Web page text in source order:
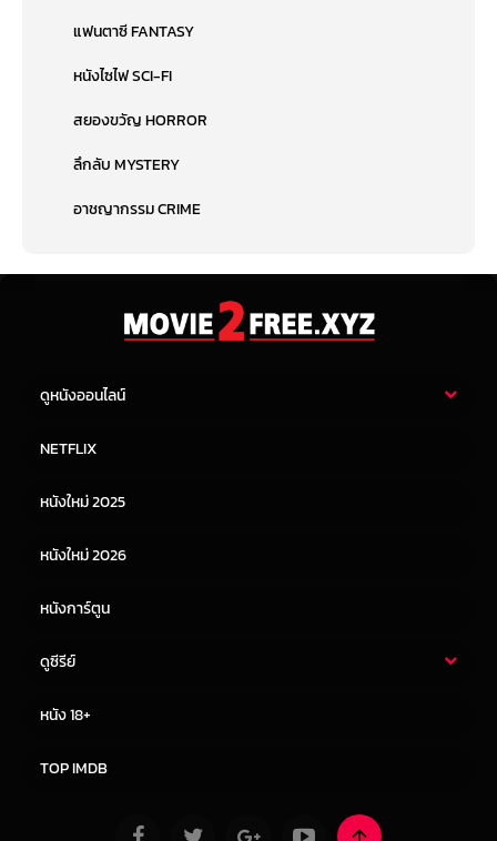
แฟนตาซี FANTASY
หนังไซไฟ SCI-FI
สยองขวัญ HORROR
ลึกลับ MYSTERY
อาชญากรรม CRIME
ดูหนังออนไลน์
หนังจีน
NETFLIX
หนังใหม่ 2025
หนังใหม่ 2026
หนังการ์ตูน
ดูซีรีย์
หนัง 18+
TOP IMDB